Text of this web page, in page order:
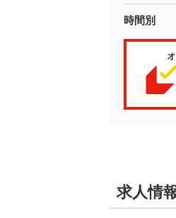
時間別
求人情